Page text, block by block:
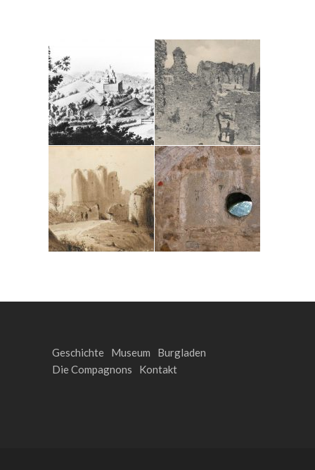
Geschichte Museum
Burgladen
Die Compagnons
Kontakt